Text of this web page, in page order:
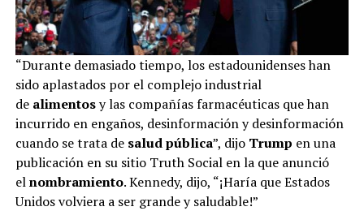
“Durante demasiado tiempo, los estadounidenses han
sido aplastados por el complejo industrial
de alimentosy las compañías farmacéuticas que han
incurrido en engaños, desinformación y desinformación
cuando se trata de salud pública”, dijo Trump en una
publicación en su sitio Truth Social en la que anunció
elnombramiento. Kennedy, dijo, “¡Haría que Estados
Unidos volviera a ser grande y saludable!”